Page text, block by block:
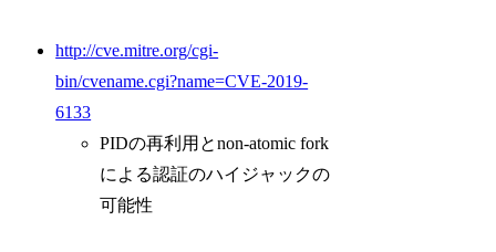
http://cve.mitre.org/cgi-
bin/cvename.cgi?name=CVE-2019-
6133
PIDの再利用とnon-atomic fork
による認証のハイジャックの
可能性